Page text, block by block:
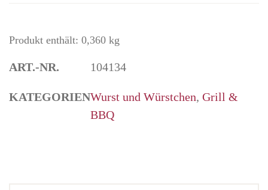
Produkt enthält: 0,360 kg
ART.-NR. 104134
KATEGORIENWurst und Würstchen, Grill &
BBQ